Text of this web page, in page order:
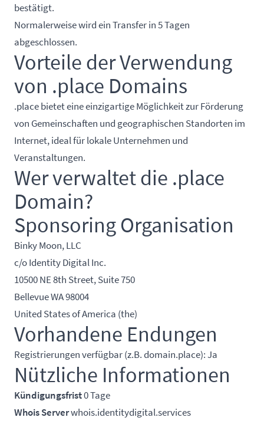
bestätigt.
Normalerweise wird ein Transfer in 5 Tagen
abgeschlossen.
Vorteile der Verwendung
von .place Domains
.place bietet eine einzigartige Möglichkeit zur Förderung
von Gemeinschaften und geographischen Standorten im
Internet, ideal für lokale Unternehmen und
Veranstaltungen.
Wer verwaltet die .place
Domain?
Sponsoring Organisation
Binky Moon, LLC
c/o Identity Digital Inc.
10500 NE 8th Street, Suite 750
Bellevue WA 98004
United States of America (the)
Vorhandene Endungen
Registrierungen verfügbar (z.B. domain.place): Ja
Nützliche Informationen
Kündigungsfrist0 Tage
Whois Serverwhois.identitydigital.services